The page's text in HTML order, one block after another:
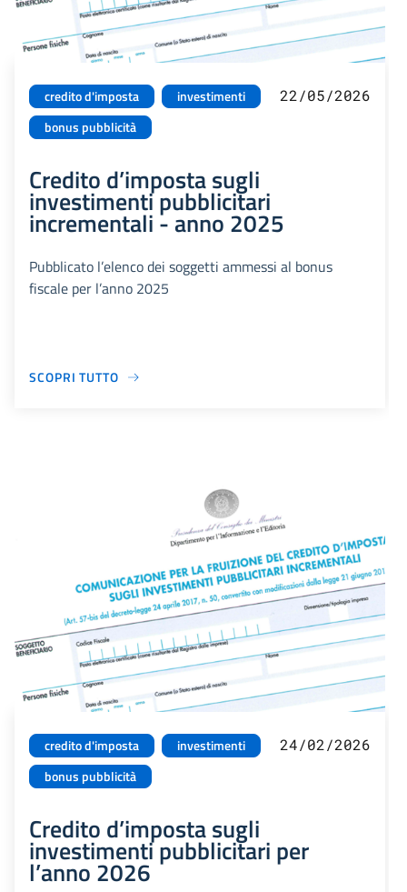
credito d'imposta
investimenti
bonus pubblicità
22/05/2026
Credito d’imposta sugli
investimenti pubblicitari
incrementali - anno 2025
Pubblicato l’elenco dei soggetti ammessi al bonus
fiscale per l’anno 2025
SCOPRI TUTTO
credito d'imposta
investimenti
bonus pubblicità
24/02/2026
Credito d’imposta sugli
investimenti pubblicitari per
l’anno 2026